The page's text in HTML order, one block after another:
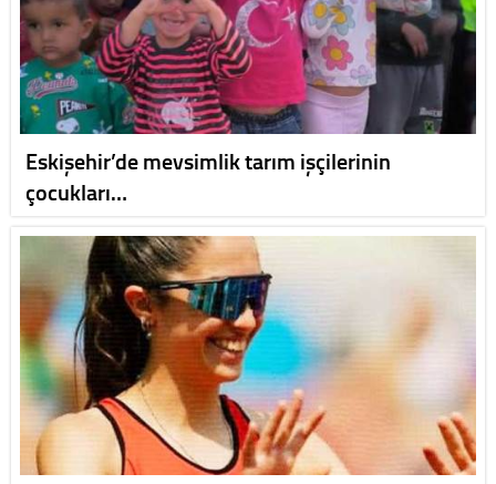
Eskişehir’de mevsimlik tarım işçilerinin
çocukları…